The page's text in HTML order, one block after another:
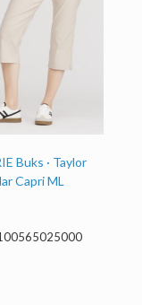
Buks · Taylor
Capri ML